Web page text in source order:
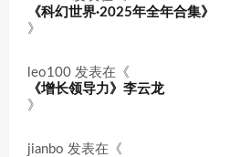
《科幻世界·2025年全年合集》
》
leo100 发表在《
《增长领导力》李云龙
》
jianbo 发表在《